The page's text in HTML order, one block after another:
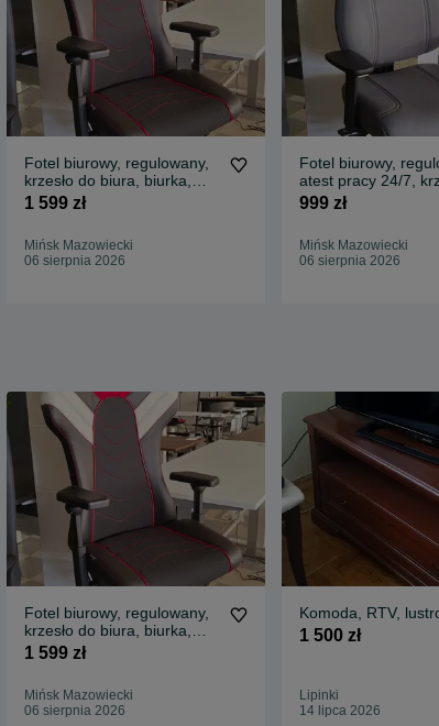
Fotel biurowy, regulowany,
krzesło do biura, biurka,
gamingowy PITLANE |
1 599 zł
Mińsk Mazowiecki
06 sierpnia 2026
Fotel biurowy,
atest pracy 24/7,
biura, biurka, praca
999 zł
Mińsk Mazowiecki
06 sierpnia 2026
Fotel biurowy, regulowany,
krzesło do biura, biurka,
gamingowy PITLANE |
1 599 zł
Mińsk Mazowiecki
06 sierpnia 2026
Komoda, RTV,
1 500 zł
Lipinki
14 lipca 2026